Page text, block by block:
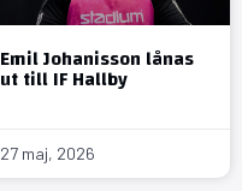
Emil Johanisson lånas
ut till IF Hallby
27 maj, 2026